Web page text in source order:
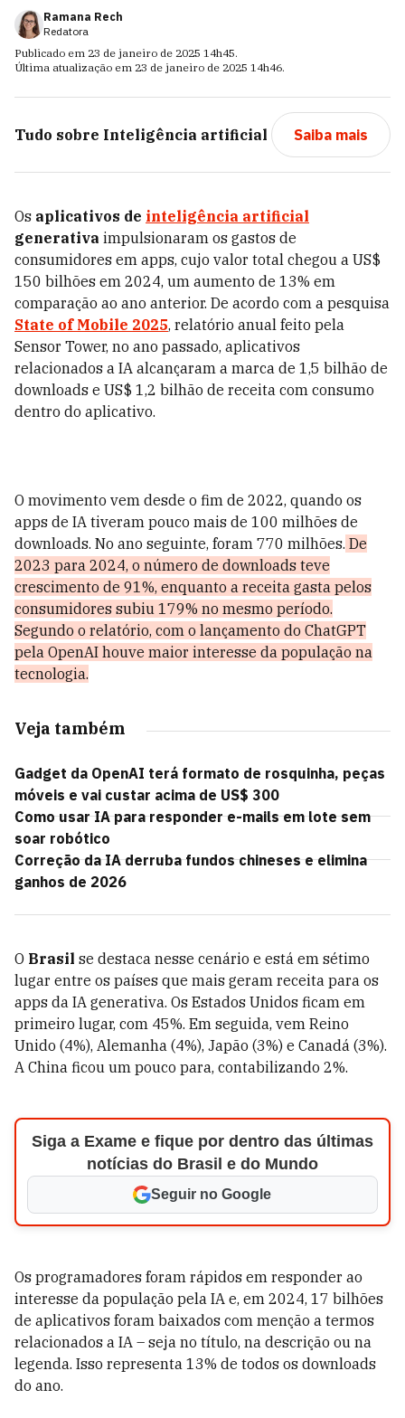
Ramana Rech
Redatora
Publicado em 23 de janeiro de 2025 14h45.
Última atualização em 23 de janeiro de 2025 14h46.
Tudo sobre Inteligência artificial Saiba mais
Os aplicativos de inteligência artificial
generativa impulsionaram os gastos de
consumidores em apps, cujo valor total chegou a US$
150 bilhões em 2024, um aumento de 13% em
comparação ao ano anterior. De acordo com a pesquisa
State of Mobile 2025, relatório anual feito pela
Sensor Tower, no ano passado, aplicativos
relacionados a IA alcançaram a marca de 1,5 bilhão de
downloads e US$ 1,2 bilhão de receita com consumo
dentro do aplicativo.
O movimento vem desde o fim de 2022, quando os
apps de IA tiveram pouco mais de 100 milhões de
downloads. No ano seguinte, foram 770 milhões. De
2023 para 2024, o número de downloads teve
crescimento de 91%, enquanto a receita gasta pelos
consumidores subiu 179% no mesmo período.
Segundo o relatório, com o lançamento do ChatGPT
pela OpenAI houve maior interesse da população na
tecnologia.
Veja também
Gadget da OpenAI terá formato de rosquinha, peças
móveis e vai custar acima de US$ 300
Como usar IA para responder e-mails em lote sem
soar robótico
Correção da IA derruba fundos chineses e elimina
ganhos de 2026
O Brasil se destaca nesse cenário e está em sétimo
lugar entre os países que mais geram receita para os
apps da IA generativa. Os Estados Unidos ficam em
primeiro lugar, com 45%. Em seguida, vem Reino
Unido (4%), Alemanha (4%), Japão (3%) e Canadá (3%).
A China ficou um pouco para, contabilizando 2%.
Siga a Exame e fique por dentro das últimas
notícias do Brasil e do Mundo
Seguir no Google
Os programadores foram rápidos em responder ao
interesse da população pela IA e, em 2024, 17 bilhões
de aplicativos foram baixados com menção a termos
relacionados a IA – seja no título, na descrição ou na
legenda. Isso representa 13% de todos os downloads
do ano.